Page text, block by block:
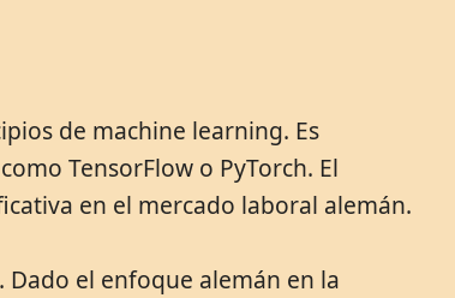
de machine learning. Es
TensorFlow o PyTorch. El
en el mercado laboral alemán.
el enfoque alemán en la